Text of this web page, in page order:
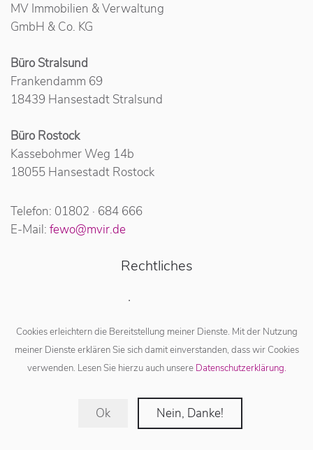
MV Immobilien & Verwaltung
GmbH & Co. KG
Büro Stralsund
Frankendamm 69
18439 Hansestadt Stralsund
Büro Rostock
Kassebohmer Weg 14b
18055 Hansestadt Rostock
Telefon: 01802 · 684 666
E-Mail: fewo@mvir.de
Rechtliches
Impressum
Datenschutz
AGB
Cookies erleichtern die Bereitstellung meiner Dienste. Mit der Nutzung
meiner Dienste erklären Sie sich damit einverstanden, dass wir Cookies
verwenden. Lesen Sie hierzu auch unsere Datenschutzerklärung.
Ok Nein, Danke!